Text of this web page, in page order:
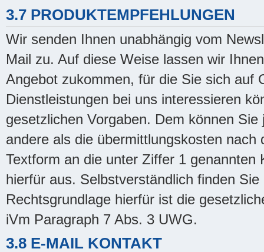
3.7 PRODUKTEMPFEHLUNGEN
Wir senden Ihnen unabhängig vom
Mail zu. Auf diese Weise lassen wir
Angebot zukommen, für die Sie sich auf
Dienstleistungen bei uns interessieren
gesetzlichen Vorgaben. Dem können
andere als die übermittlungskosten
Textform an die unter Ziffer 1
hierfür aus. Selbstverständlich finden
Rechtsgrundlage hierfür ist die
iVm Paragraph 7 Abs. 3 UWG.
3.8 E-MAIL KONTAKT